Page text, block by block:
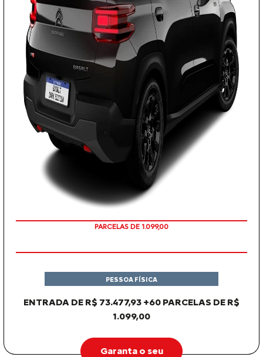
PARCELAS DE 1.099,00
ENTRADA DE R$ 73.477,93 +60 PARCELAS DE R$
1.099,00
PESSOA FÍSICA
Garanta o seu